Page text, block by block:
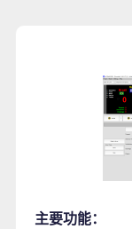
主要功能：